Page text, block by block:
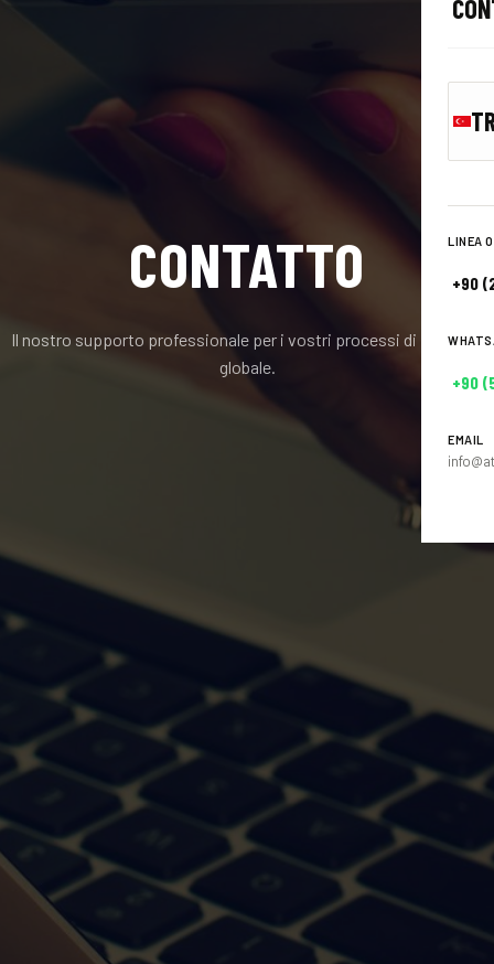
LINEA
+90
+90
EMAIL
CONTATTO
Il nostro supporto professionale per i vostri processi di fornitura
globale.